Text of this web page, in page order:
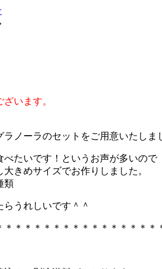
います。
ノーラのセットをご用意いたしま
べたいです！というお声が多いので
きめサイズでお作りしました。
類
うれしいです＾＾
＊＊＊＊＊＊＊＊＊＊＊＊＊＊＊＊